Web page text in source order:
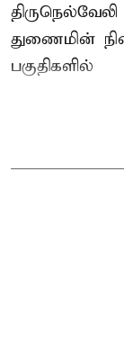
துணைமின்
பகுதிகளில்